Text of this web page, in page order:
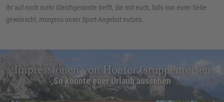
ihr auf noch mehr Gleichgesinnte trefft, die mit euch, falls von eurer Seite
gewünscht, morgens unser Sport-Angebot nutzen.
Impressionen von Hoefer Gruppenreisen
So könnte euer Urlaub aussehen